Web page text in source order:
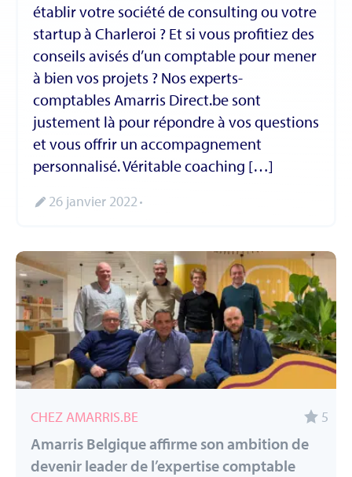
établir votre société de consulting ou votre
startup à Charleroi ? Et si vous profitiez des
conseils avisés d’un comptable pour mener
à bien vos projets ? Nos experts-
comptables Amarris Direct.be sont
justement là pour répondre à vos questions
et vous offrir un accompagnement
personnalisé. Véritable coaching […]
26 janvier 2022
CHEZ AMARRIS.BE 5
Amarris Belgique affirme son ambition de
devenir leader de l’expertise comptable